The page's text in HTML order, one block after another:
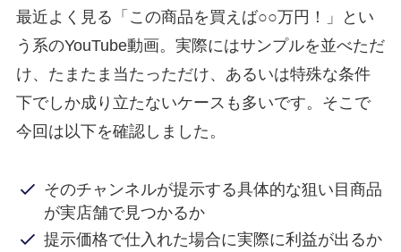
最近よく見る「この商品を買えば○○万円！」とい
う系のYouTube動画。実際にはサンプルを並べただ
け、たまたま当たっただけ、あるいは特殊な条件
下でしか成り立たないケースも多いです。そこで
今回は以下を確認しました。
そのチャンネルが提示する具体的な狙い目商品
が実店舗で見つかるか
提示価格で仕入れた場合に実際に利益が出るか